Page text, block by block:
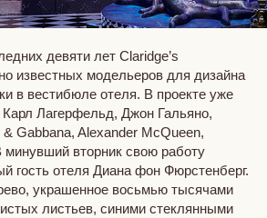
девяти лет Сlaridge’s
известных модельеров для дизайна
в вестибюле отеля. В проекте уже
Лагерфельд, Джон Гальяно,
Gabbana, Alexander McQueen,
минувший вторник свою работу
гость отеля Диана фон Фюрстенберг.
украшенное восьмью тысячами
листьев, синими стеклянными